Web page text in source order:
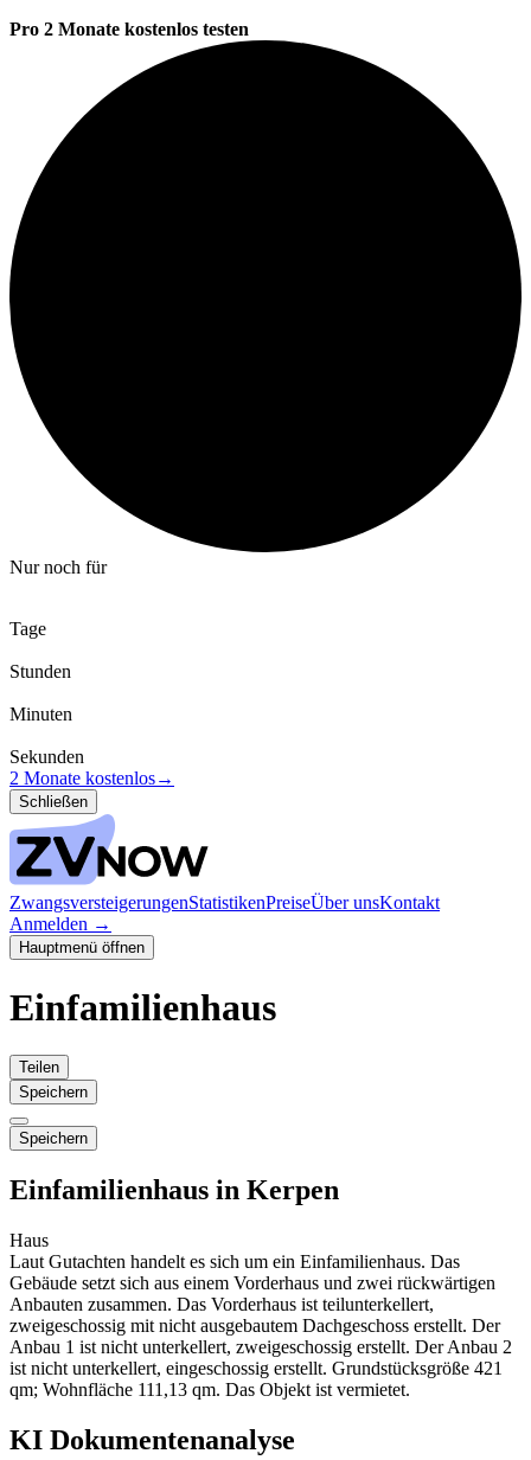
Pro 2 Monate kostenlos testen
Nur noch für
Tage
Stunden
Minuten
Sekunden
2 Monate kostenlos→
Schließen
ZwangsversteigerungenStatistikenPreiseÜber unsKontakt
Anmelden →
Hauptmenü öffnen
Einfamilienhaus
Teilen
Speichern
Speichern
Einfamilienhaus in Kerpen
Haus
Laut Gutachten handelt es sich um ein Einfamilienhaus. Das
Gebäude setzt sich aus einem Vorderhaus und zwei rückwärtigen
Anbauten zusammen. Das Vorderhaus ist teilunterkellert,
zweigeschossig mit nicht ausgebautem Dachgeschoss erstellt. Der
Anbau 1 ist nicht unterkellert, zweigeschossig erstellt. Der Anbau 2
ist nicht unterkellert, eingeschossig erstellt. Grundstücksgröße 421
qm; Wohnfläche 111,13 qm. Das Objekt ist vermietet.
KI Dokumentenanalyse